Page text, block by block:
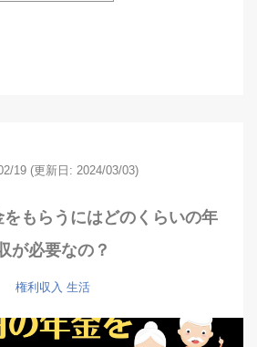
19 (更新日: 2024/03/03)
をもらうにはどのくらいの年
が必要なの？
権利収入 生活